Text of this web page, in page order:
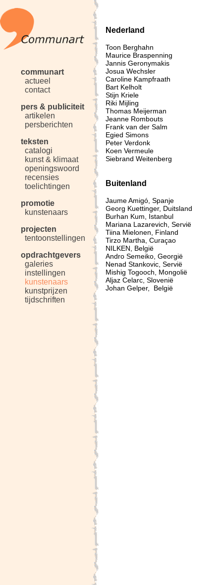
communart
actueel
contact
pers & publiciteit
artikelen
persberichten
teksten
catalogi
kunst & klimaat
openingswoord
recensies
toelichtingen
promotie
kunstenaars
projecten
tentoonstellingen
opdrachtgevers
galeries
instellingen
kunstenaars
kunstprijzen
tijdschriften
Nederland
Toon Berghahn
Maurice Braspenning
Jannis Geronymakis
Josua Wechsler
Caroline Kampfraath
Bart Kelholt
Stijn Kriele
Riki Mijling
Thomas Meijerman
Jeanne Rombouts
Frank van der Salm
Egied Simons
Peter Verdonk
Koen Vermeule
Siebrand Weitenberg
Buitenland
Jaume Amigó, Spanje
Georg Kuettinger, Duitsland
Burhan Kum, Istanbul
Mariana Lazarevich, Servië
Tiina Mielonen, Finland
Tirzo Martha, Curaçao
NILKEN, België
Andro Semeiko, Georgië
Nenad Stankovic, Servië
Mishig Togooch, Mongolië
Aljaz Celarc, Slovenië
Johan Gelper, België